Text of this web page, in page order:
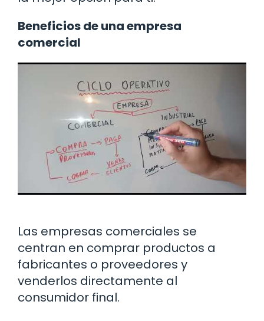
Beneficios de una empresa
comercial
Las empresas comerciales se
centran en comprar productos a
fabricantes o proveedores y
venderlos directamente al
consumidor final.